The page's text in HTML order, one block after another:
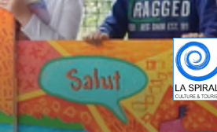
Skip
to
content